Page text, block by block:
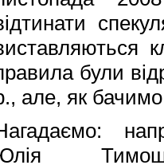
були
але, як